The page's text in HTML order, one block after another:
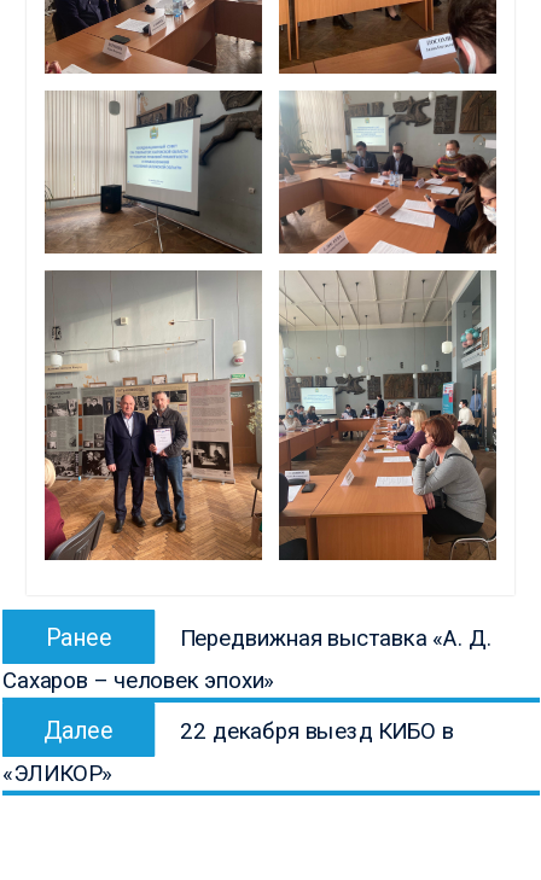
Навигация
записям
Ранее
запись:
Передвижная выставка «А. Д.
Сахаров – человек эпохи»
Далее Следующая
запись:
22 декабря выезд КИБО в
«ЭЛИКОР»